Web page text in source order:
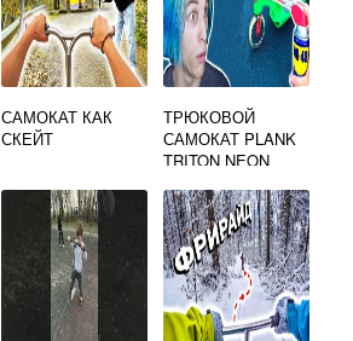
САМОКАТ КАК
СКЕЙТ
ТРЮКОВОЙ
САМОКАТ PLANK
TRITON NEON